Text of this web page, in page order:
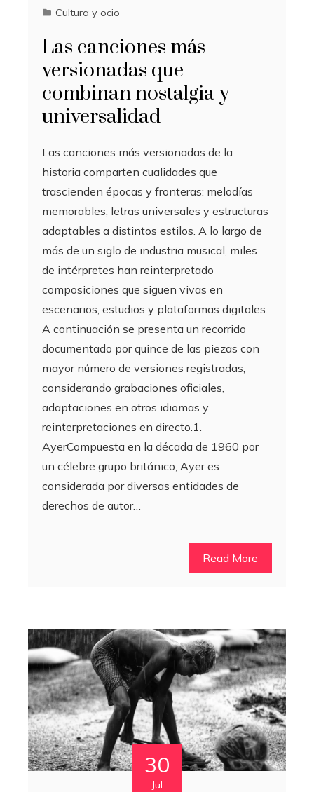
Cultura y ocio
Las canciones más
versionadas que
combinan nostalgia y
universalidad
Las canciones más versionadas de la
historia comparten cualidades que
trascienden épocas y fronteras: melodías
memorables, letras universales y estructuras
adaptables a distintos estilos. A lo largo de
más de un siglo de industria musical, miles
de intérpretes han reinterpretado
composiciones que siguen vivas en
escenarios, estudios y plataformas digitales.
A continuación se presenta un recorrido
documentado por quince de las piezas con
mayor número de versiones registradas,
considerando grabaciones oficiales,
adaptaciones en otros idiomas y
reinterpretaciones en directo.1.
AyerCompuesta en la década de 1960 por
un célebre grupo británico, Ayer es
considerada por diversas entidades de
derechos de autor…
Read More
30
Jul